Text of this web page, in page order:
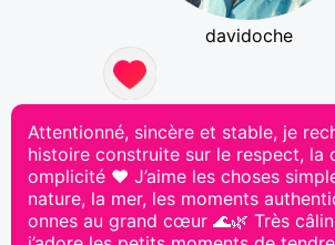
davidoche
Attentionné, sincère et stable, je
histoire construite sur le respect, la
omplicité ❤️ J’aime les choses
nature, la mer, les moments
onnes au grand cœur 🌊🌿 Très